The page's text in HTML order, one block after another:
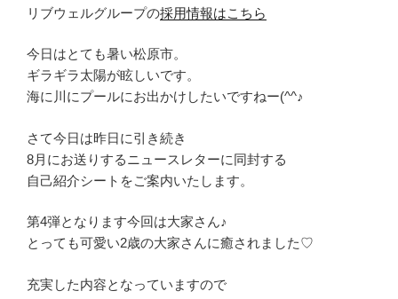
リブウェルグループの採用情報はこちら
今日はとても暑い松原市。
ギラギラ太陽が眩しいです。
海に川にプールにお出かけしたいですねー(^^♪
さて今日は昨日に引き続き
8月にお送りするニュースレターに同封する
自己紹介シートをご案内いたします。
第4弾となります今回は大家さん♪
とっても可愛い2歳の大家さんに癒されました♡
充実した内容となっていますので